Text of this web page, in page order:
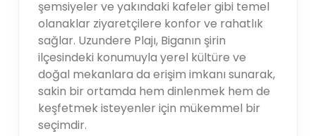
şemsiyeler ve yakındaki kafeler gibi temel
olanaklar ziyaretçilere konfor ve rahatlık
sağlar. Uzundere Plajı, Biganın şirin
ilçesindeki konumuyla yerel kültüre ve
doğal mekanlara da erişim imkanı sunarak,
sakin bir ortamda hem dinlenmek hem de
keşfetmek isteyenler için mükemmel bir
seçimdir.